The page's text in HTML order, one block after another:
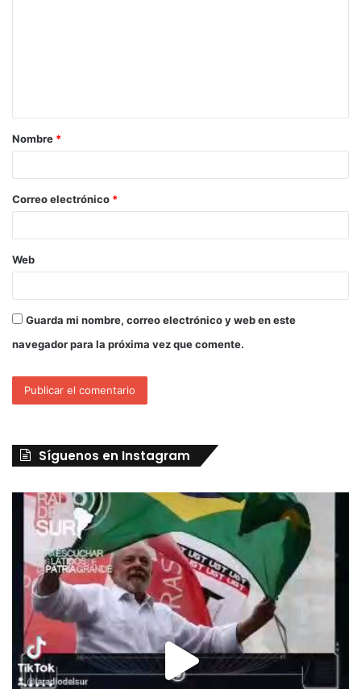
Nombre *
Correo electrónico *
Web
Guarda mi nombre, correo electrónico y web en este
navegador para la próxima vez que comente.
Síguenos en Instagram